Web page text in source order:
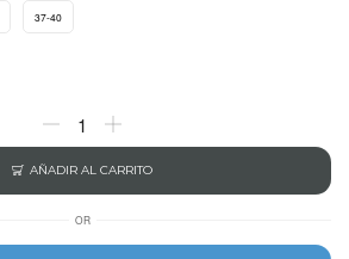
37-40
AÑADIR AL CARRITO
OR